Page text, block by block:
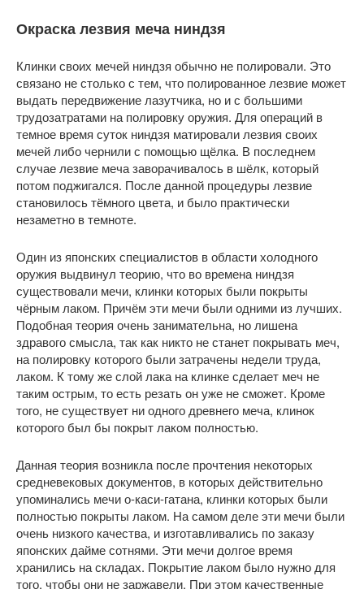
Окраска лезвия меча ниндзя
Клинки своих мечей ниндзя обычно не полировали. Это
связано не столько с тем, что полированное лезвие может
выдать передвижение лазутчика, но и с большими
трудозатратами на полировку оружия. Для операций в
темное время суток ниндзя матировали лезвия своих
мечей либо чернили с помощью щёлка. В последнем
случае лезвие меча заворачивалось в шёлк, который
потом поджигался. После данной процедуры лезвие
становилось тёмного цвета, и было практически
незаметно в темноте.
Один из японских специалистов в области холодного
оружия выдвинул теорию, что во времена ниндзя
существовали мечи, клинки которых были покрыты
чёрным лаком. Причём эти мечи были одними из лучших.
Подобная теория очень занимательна, но лишена
здравого смысла, так как никто не станет покрывать меч,
на полировку которого были затрачены недели труда,
лаком. К тому же слой лака на клинке сделает меч не
таким острым, то есть резать он уже не сможет. Кроме
того, не существует ни одного древнего меча, клинок
которого был бы покрыт лаком полностью.
Данная теория возникла после прочтения некоторых
средневековых документов, в которых действительно
упоминались мечи о-каси-гатана, клинки которых были
полностью покрыты лаком. На самом деле эти мечи были
очень низкого качества, и изготавливались по заказу
японских дайме сотнями. Эти мечи долгое время
хранились на складах. Покрытие лаком было нужно для
того, чтобы они не заржавели. При этом качественные